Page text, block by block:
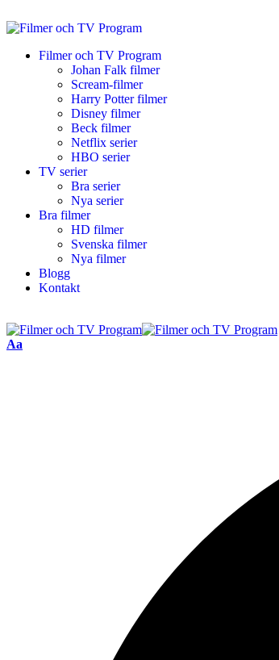
Filmer och TV Program
Johan Falk filmer
Scream-filmer
Harry Potter filmer
Disney filmer
Beck filmer
Netflix serier
HBO serier
TV serier
Bra serier
Nya serier
Bra filmer
HD filmer
Svenska filmer
Nya filmer
Blogg
Kontakt
Aa